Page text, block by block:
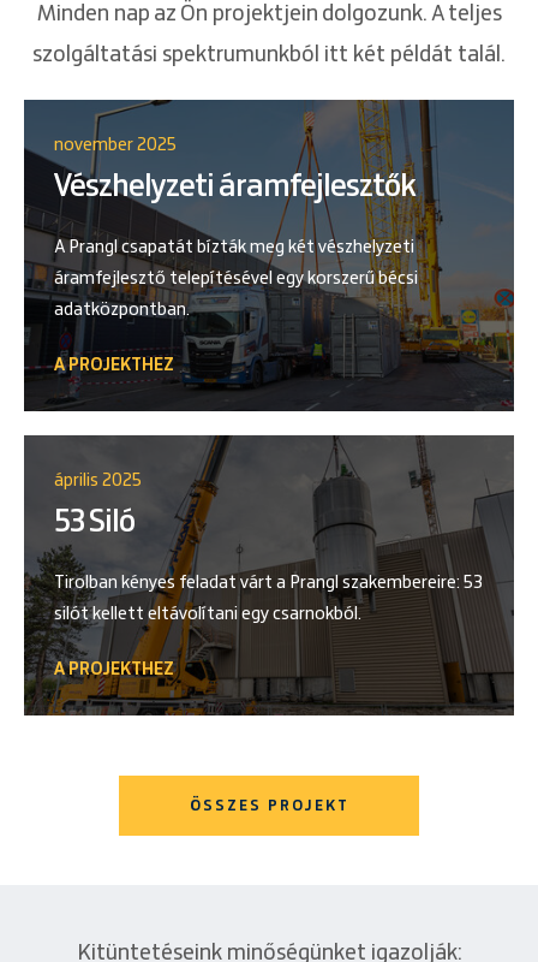
Minden nap az Ön projektjein dolgozunk. A teljes
szolgáltatási spektrumunkból itt két példát talál.
november 2025
Vészhelyzeti áramfejlesztők
A Prangl csapatát bízták meg két vészhelyzeti
áramfejlesztő telepítésével egy korszerű bécsi
adatközpontban.
A PROJEKTHEZ
április 2025
53 Siló
Tirolban kényes feladat várt a Prangl szakembereire: 53
silót kellett eltávolítani egy csarnokból.
A PROJEKTHEZ
ÖSSZES PROJEKT
Kitüntetéseink minőségünket igazolják: